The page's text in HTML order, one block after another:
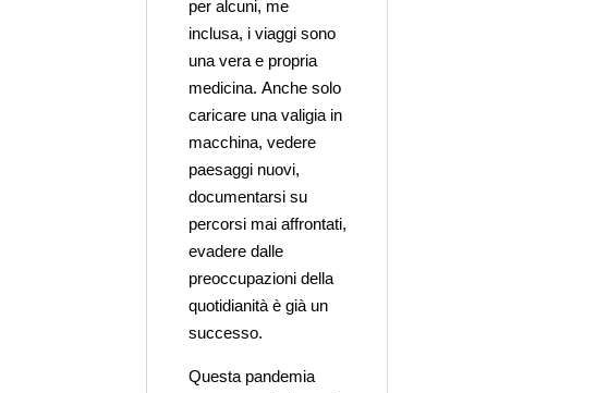
per alcuni, me
inclusa, i viaggi sono
una vera e propria
medicina. Anche solo
caricare una valigia in
macchina, vedere
paesaggi nuovi,
documentarsi su
percorsi mai affrontati,
evadere dalle
preoccupazioni della
quotidianità è già un
successo.
Questa pandemia